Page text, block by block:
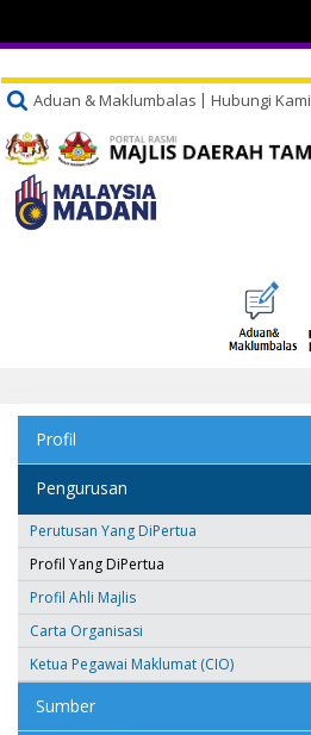
Aduan & Maklumbalas Hubungi Kami
Profil
Pengurusan
Perutusan Yang DiPertua
Profil Yang DiPertua
Profil Ahli Majlis
Carta Organisasi
Ketua Pegawai Maklumat (CIO)
Sumber